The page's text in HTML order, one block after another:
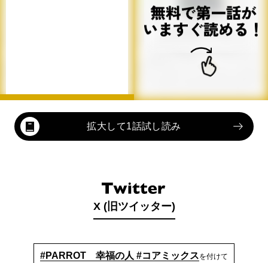
拡大して1話試し読み
X (旧ツイッター)
#PARROT 幸福の人 #コアミックスを付けて